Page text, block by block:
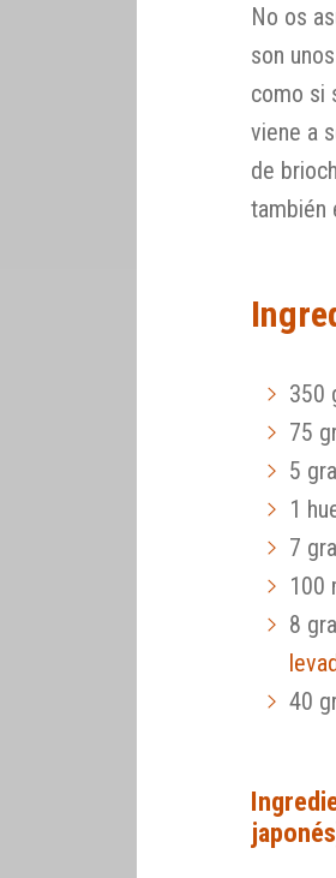
No os
son
como si
viene a
de
también
350
75
5
1
7
100
8
40